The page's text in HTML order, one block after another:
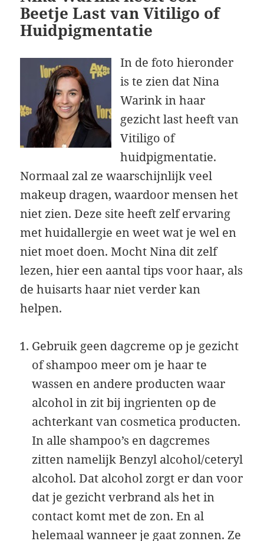
Beetje Last van Vitiligo of
Huidpigmentatie
In de foto hieronder
is te zien dat Nina
Warink in haar
gezicht last heeft van
Vitiligo of
huidpigmentatie.
Normaal zal ze waarschijnlijk veel
makeup dragen, waardoor mensen het
niet zien. Deze site heeft zelf ervaring
met huidallergie en weet wat je wel en
niet moet doen. Mocht Nina dit zelf
lezen, hier een aantal tips voor haar, als
de huisarts haar niet verder kan
helpen.
Gebruik geen dagcreme op je gezicht
of shampoo meer om je haar te
wassen en andere producten waar
alcohol in zit bij ingrienten op de
achterkant van cosmetica producten.
In alle shampoo’s en dagcremes
zitten namelijk Benzyl alcohol/ceteryl
alcohol. Dat alcohol zorgt er dan voor
dat je gezicht verbrand als het in
contact komt met de zon. En al
helemaal wanneer je gaat zonnen. Ze